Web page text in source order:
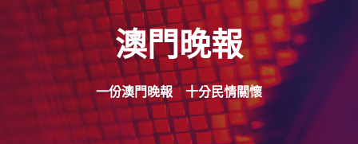
Skip
content
澳門晚報
一份澳門晚報 十分民情關懷